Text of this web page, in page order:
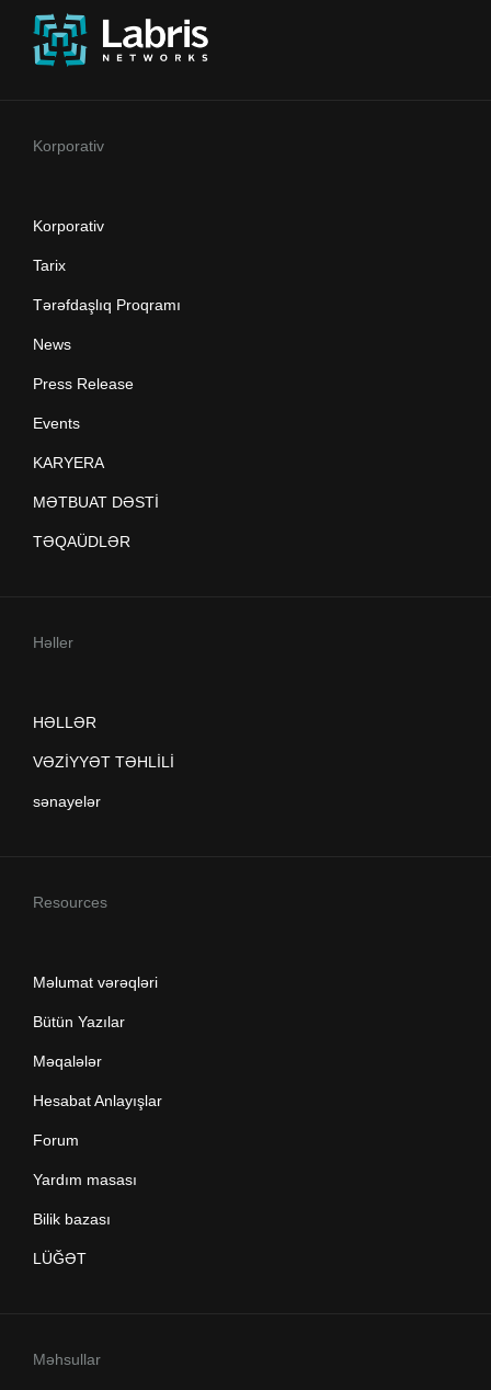
Korporativ
Korporativ
Tarix
Tərəfdaşlıq Proqramı
News
Press Release
Events
KARYERA
MƏTBUAT DƏSTİ
TƏQAÜDLƏR
Həller
HƏLLƏR
VƏZİYYƏT TƏHLİLİ
sənayelər
Resources
Məlumat vərəqləri
Bütün Yazılar
Məqalələr
Hesabat Anlayışlar
Forum
Yardım masası
Bilik bazası
LÜĞƏT
Məhsullar